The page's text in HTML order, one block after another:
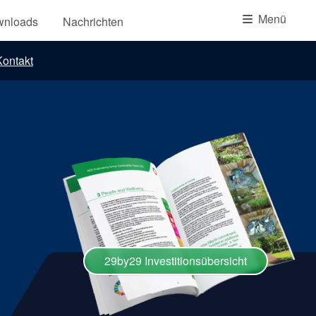
Nachrichten Menü
29by29 Investitionsübersicht